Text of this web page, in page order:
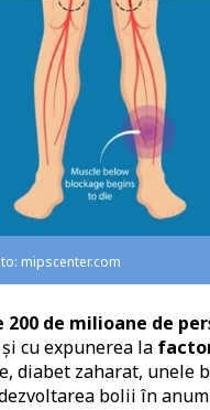
mipscenter.com
200 de milioane de
și cu expunerea la
diabet zaharat, unele
bolii în